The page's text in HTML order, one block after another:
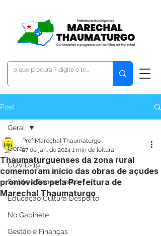
Post
Geral
COVID-19
Saúde e Saneamento
Educação Cultura Desporto
No Gabinete
Gestão e Finanças
Geral
Thaumaturguenses da zona rural
comemoram início das obras de açudes
promovidos pela Prefeitura de
Marechal Thaumaturgo
Pref Marechal Thaumaturgo
27 de jan. de 2024 1 min de leitura